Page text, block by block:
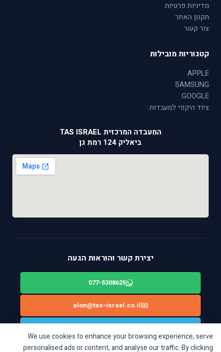
We use cookies to enhance your browsing experience, serve
personalised ads or content, and analyse our traffic. By clicking
מדיניות פרטיות
תקנון האתר
צור קשר
קטגוריות מובילות
APPLE
SAMSUNG
GOOGLE
ציוד היקפי למעבדות
המעבדה המרכזית TAS ISRAEL
ביאליק 124 רמת גן
יצירת קשר והוראות הגעה
077-5308625
✉️
alon@tas-israel.co.il